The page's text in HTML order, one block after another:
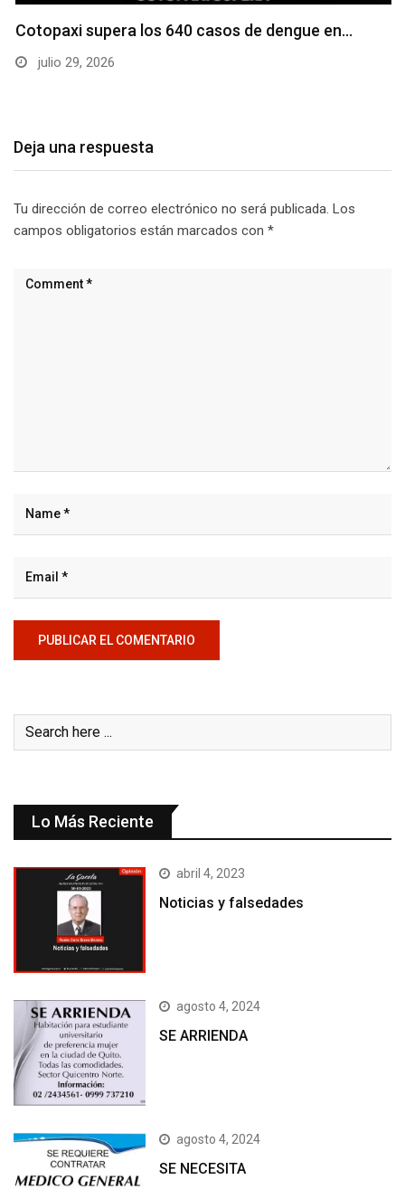
Cotopaxi supera los 640 casos de dengue en…
julio 29, 2026
Deja una respuesta
Tu dirección de correo electrónico no será publicada. Los
campos obligatorios están marcados con *
Lo Más Reciente
abril 4, 2023
Noticias y falsedades
agosto 4, 2024
SE ARRIENDA
agosto 4, 2024
SE NECESITA